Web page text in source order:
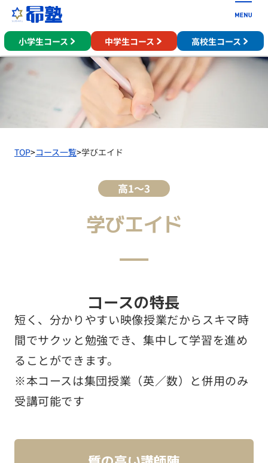
小学生コース 中学生コース 高校生コース
TOP>コース一覧>学びエイド
高1～3
学びエイド
コースの特長
短く、分かりやすい映像授業だからスキマ時
間でサクッと勉強でき、集中して学習を進め
ることができます。
※本コースは集団授業（英／数）と併用のみ
受講可能です